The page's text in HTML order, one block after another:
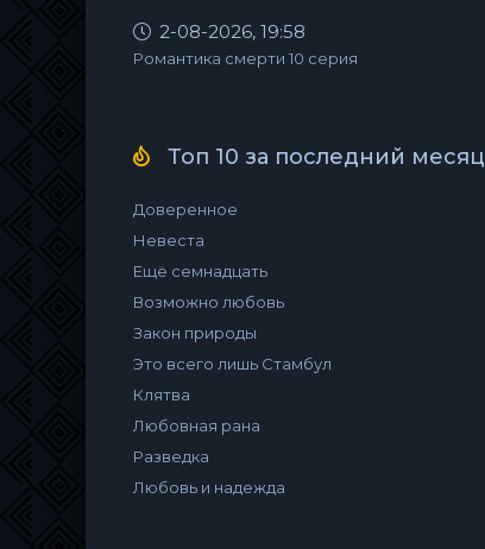
2-08-2026, 19:58
Романтика смерти 10 серия
Топ 10 за последний месяц
Доверенное
Невеста
Ещё семнадцать
Возможно любовь
Закон природы
Это всего лишь Стамбул
Клятва
Любовная рана
Разведка
Любовь и надежда